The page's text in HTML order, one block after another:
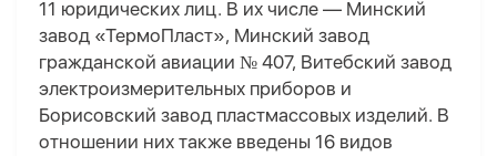
11 юридических лиц. В их числе — Минский
завод «ТермоПласт», Минский завод
гражданской авиации № 407, Витебский завод
электроизмерительных приборов и
Борисовский завод пластмассовых изделий. В
отношении них также введены 16 видов